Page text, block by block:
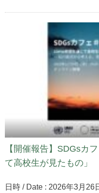
【開催報告】SDGsカ
て高校生が見たもの」
日時 / Date : 2026年3月26